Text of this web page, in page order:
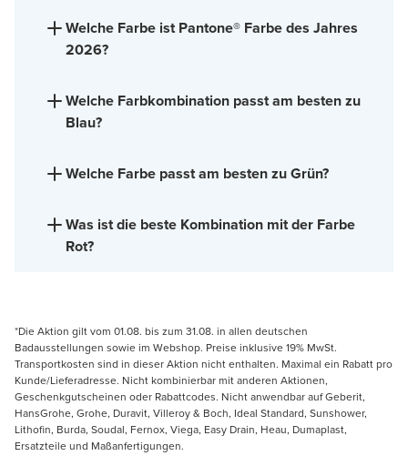
Welche Farbe ist Pantone® Farbe des Jahres
2026?
Welche Farbkombination passt am besten zu
Blau?
Welche Farbe passt am besten zu Grün?
Was ist die beste Kombination mit der Farbe
Rot?
*Die Aktion gilt vom 01.08. bis zum 31.08. in allen deutschen
Badausstellungen sowie im Webshop. Preise inklusive 19% MwSt.
Transportkosten sind in dieser Aktion nicht enthalten. Maximal ein Rabatt pro
Kunde/Lieferadresse. Nicht kombinierbar mit anderen Aktionen,
Geschenkgutscheinen oder Rabattcodes. Nicht anwendbar auf Geberit,
HansGrohe, Grohe, Duravit, Villeroy & Boch, Ideal Standard, Sunshower,
Lithofin, Burda, Soudal, Fernox, Viega, Easy Drain, Heau, Dumaplast,
Ersatzteile und Maßanfertigungen.